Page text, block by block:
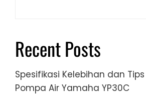
Recent Posts
Spesifikasi Kelebihan dan
Pompa Air Yamaha YP30C